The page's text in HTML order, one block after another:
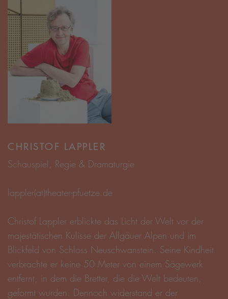
CHRISTOF LAPPLER
Schauspiel, Regie & Dramaturgie
lappler(at)theater-pfuetze.de
Christof Lappler erblickte das Licht der Welt vor der
majestätischen Kulisse der Allgäuer Alpen und im
Blickfeld von Schloss Neuschwanstein. Seine Kindheit
verbrachte er keine 50 Meter von einem Sägewerk
entfernt, in dem die Bretter, die die Welt bedeuten,
geformt wurden. Dennoch widerstand er der